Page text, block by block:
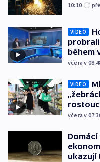
10:10
VIDEO
během
včera v
VIDEO
včera v
ukazují